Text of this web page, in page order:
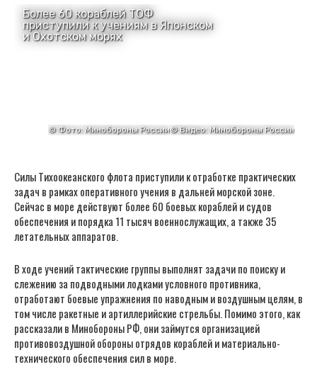
Силы Тихоокеанского флота приступили к отработке практических
задач в рамках оперативного учения в дальней морской зоне.
Сейчас в море действуют более 60 боевых кораблей и судов
обеспечения и порядка 11 тысяч военнослужащих, а также 35
летательных аппаратов.
В ходе учений тактические группы выполнят задачи по поиску и
слежению за подводными лодками условного противника,
отработают боевые упражнения по наводным и воздушным целям, в
том числе ракетные и артиллерийские стрельбы. Помимо этого, как
рассказали в Минобороны РФ, они займутся организацией
противовоздушной обороны отрядов кораблей и материально-
технического обеспечения сил в море.